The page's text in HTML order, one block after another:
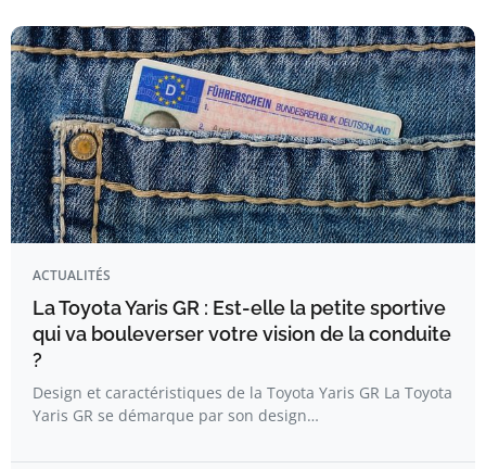
ACTUALITÉS
La Toyota Yaris GR : Est-elle la petite sportive
qui va bouleverser votre vision de la conduite
?
Design et caractéristiques de la Toyota Yaris GR La Toyota
Yaris GR se démarque par son design…